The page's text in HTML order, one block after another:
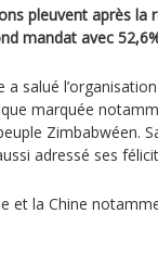
pleuvent après la
mandat avec
salué
marquée
Zimbabwéen.
adressé ses
et la Chine